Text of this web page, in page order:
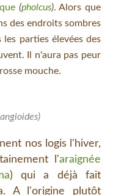
(pholcus). Alors que
des endroits sombres
parties élevées des
Il n'aura pas peur
mouche.
nos logis l'hiver,
l'araignée
) qui a déjà fait
A l'origine plutôt